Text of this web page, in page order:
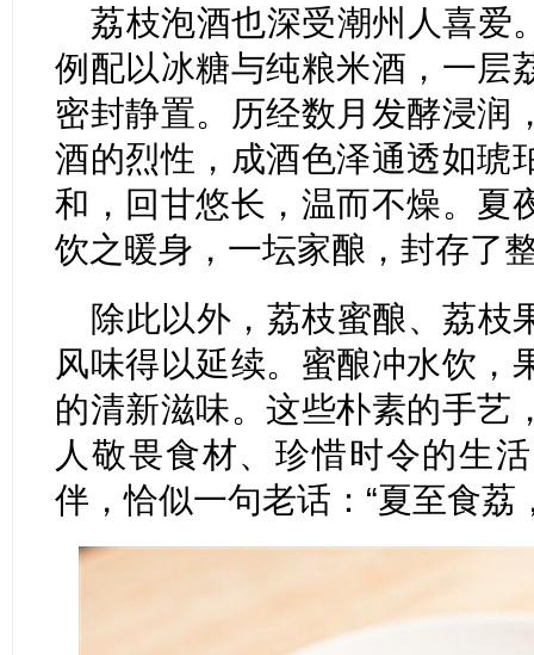
荔枝泡酒也深受潮州人喜爱
例配以冰糖与纯粮米酒，一层
密封静置。历经数月发酵浸润
酒的烈性，成酒色泽通透如琥
和，回甘悠长，温而不燥。夏
饮之暖身，一坛家酿，封存了
除此以外，荔枝蜜酿、荔枝
风味得以延续。蜜酿冲水饮，
的清新滋味。这些朴素的手艺
人敬畏食材、珍惜时令的生
伴，恰似一句老话：“夏至食荔